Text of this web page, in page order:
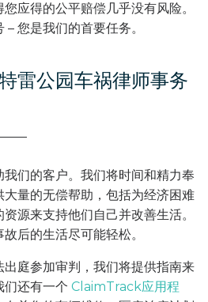
应得的公平赔偿几乎没有风险。
您是我们的首要任务。
雷公园车祸律师事务
们的客户。我们将时间和精力奉
量的无偿帮助，包括为经济困难
源来支持他们自己并改善生活。
后的生活尽可能轻松。
庭参加审判，我们将提供指南来
们还有一个 ClaimTrack应用程